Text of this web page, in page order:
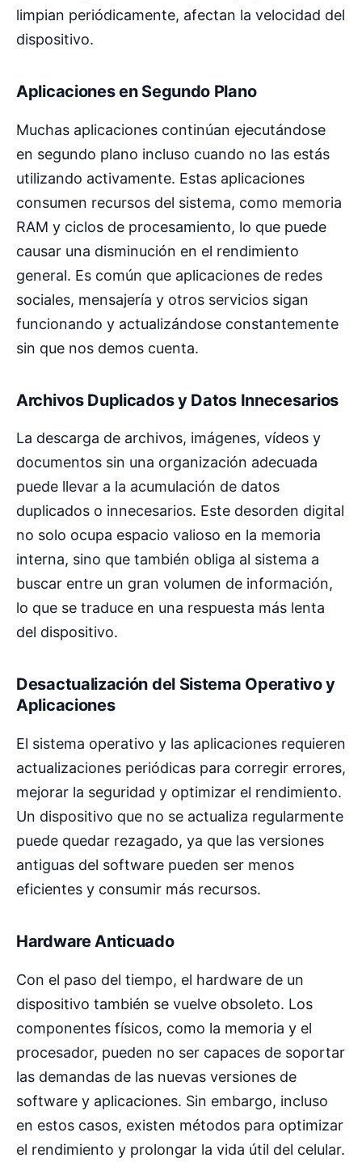
limpian periódicamente, afectan la velocidad del
dispositivo.
Aplicaciones en Segundo Plano
Muchas aplicaciones continúan ejecutándose
en segundo plano incluso cuando no las estás
utilizando activamente. Estas aplicaciones
consumen recursos del sistema, como memoria
RAM y ciclos de procesamiento, lo que puede
causar una disminución en el rendimiento
general. Es común que aplicaciones de redes
sociales, mensajería y otros servicios sigan
funcionando y actualizándose constantemente
sin que nos demos cuenta.
Archivos Duplicados y Datos Innecesarios
La descarga de archivos, imágenes, vídeos y
documentos sin una organización adecuada
puede llevar a la acumulación de datos
duplicados o innecesarios. Este desorden digital
no solo ocupa espacio valioso en la memoria
interna, sino que también obliga al sistema a
buscar entre un gran volumen de información,
lo que se traduce en una respuesta más lenta
del dispositivo.
Desactualización del Sistema Operativo y
Aplicaciones
El sistema operativo y las aplicaciones requieren
actualizaciones periódicas para corregir errores,
mejorar la seguridad y optimizar el rendimiento.
Un dispositivo que no se actualiza regularmente
puede quedar rezagado, ya que las versiones
antiguas del software pueden ser menos
eficientes y consumir más recursos.
Hardware Anticuado
Con el paso del tiempo, el hardware de un
dispositivo también se vuelve obsoleto. Los
componentes físicos, como la memoria y el
procesador, pueden no ser capaces de soportar
las demandas de las nuevas versiones de
software y aplicaciones. Sin embargo, incluso
en estos casos, existen métodos para optimizar
el rendimiento y prolongar la vida útil del celular.